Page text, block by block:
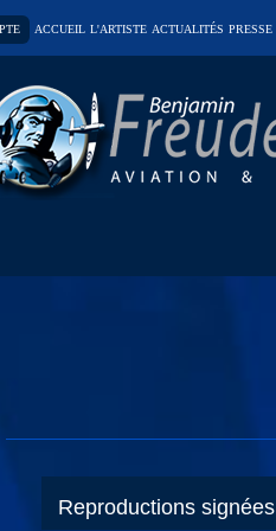
ACCUEIL L'ARTISTE ACTUALITÉS PRESSE
Reproductions signées